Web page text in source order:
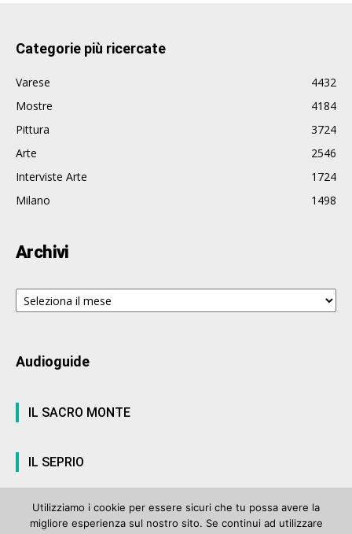
Categorie più ricercate
Varese
4432
Mostre
4184
Pittura
3724
Arte
2546
Interviste Arte
1724
Milano
1498
Archivi
Archivi
Audioguide
IL SACRO MONTE
IL SEPRIO
Utilizziamo i cookie per essere sicuri che tu possa avere la
migliore esperienza sul nostro sito. Se continui ad utilizzare